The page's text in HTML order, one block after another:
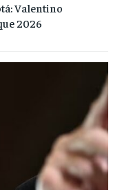
Valentino
2026